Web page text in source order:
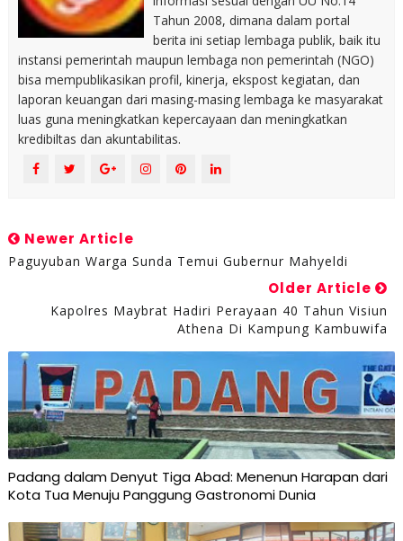
Tahun 2008, dimana dalam portal
berita ini setiap lembaga publik, baik itu
instansi pemerintah maupun lembaga non pemerintah (NGO)
bisa mempublikasikan profil, kinerja, ekspost kegiatan, dan
laporan keuangan dari masing-masing lembaga ke masyarakat
luas guna meningkatkan kepercayaan dan meningkatkan
kredibiltas dan akuntabilitas.
Newer Article
Paguyuban Warga Sunda Temui Gubernur Mahyeldi
Older Article
Kapolres Maybrat Hadiri Perayaan 40 Tahun Visiun
Athena Di Kampung Kambuwifa
Padang dalam Denyut Tiga Abad: Menenun Harapan dari
Kota Tua Menuju Panggung Gastronomi Dunia